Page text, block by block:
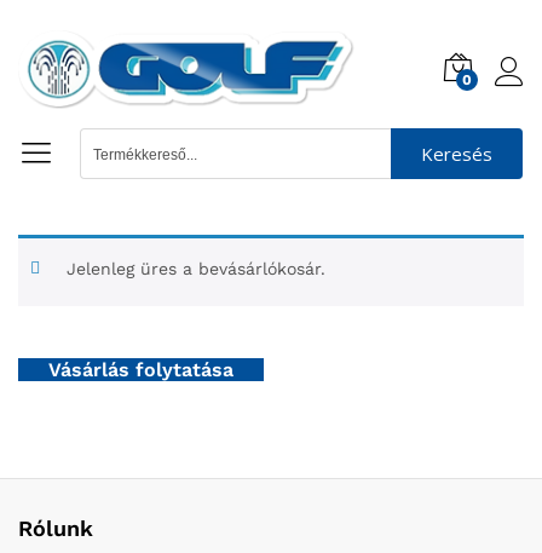
0
Keresés
Jelenleg üres a bevásárlókosár.
Vásárlás folytatása
Rólunk